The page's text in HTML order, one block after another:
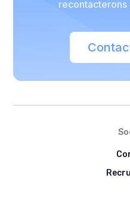
recontacterons